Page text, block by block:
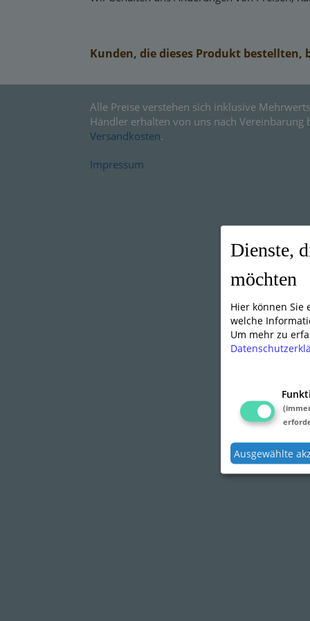
Kunden, die dieses Produkt bestellten,
Alle Preise verstehen sich inklusive
Händler erhalten von uns nach
Versandkosten.
Impressum
Dienste,
möchten
Hier können Sie
welche
Um mehr zu
Ausgewählte